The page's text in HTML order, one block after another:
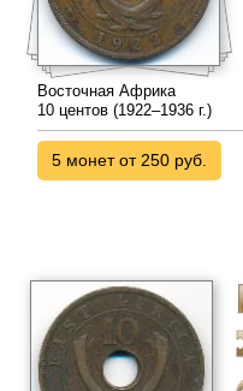
Восточная Африка
10 центов (1922–1936 г.)
5 монет от 250 руб.